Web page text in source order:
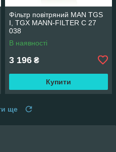
Фільтр повітряний MAN TGS
I, TGX MANN-FILTER C 27
038
В наявності
3 196 ₴
Купити
ще